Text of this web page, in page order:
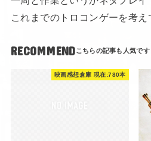
これまでのトロコンゲーを考え
RECOMMEND
映画感想倉庫 現在:780本